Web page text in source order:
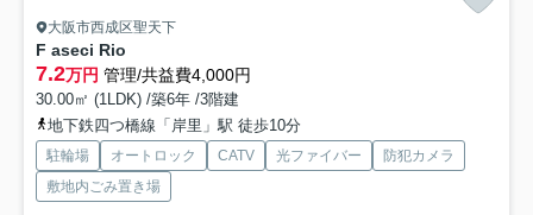
大阪市西成区聖天下
F aseci Rio
7.2万円 管理/共益費4,000円
30.00㎡ (1LDK) /築6年 /3階建
地下鉄四つ橋線「岸里」駅 徒歩10分
駐輪場 オートロック CATV 光ファイバー
防犯カメラ
敷地内ごみ置き場